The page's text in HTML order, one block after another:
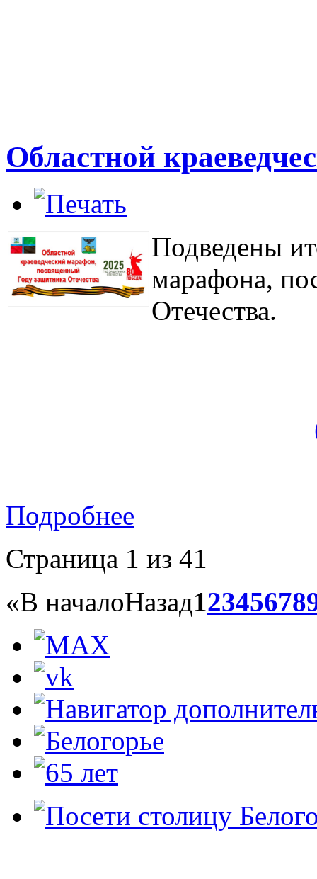
Областной
Подведены
марафона,
Отечества.
Подробнее
Страница 1 из 41
«В началоНазад12345678